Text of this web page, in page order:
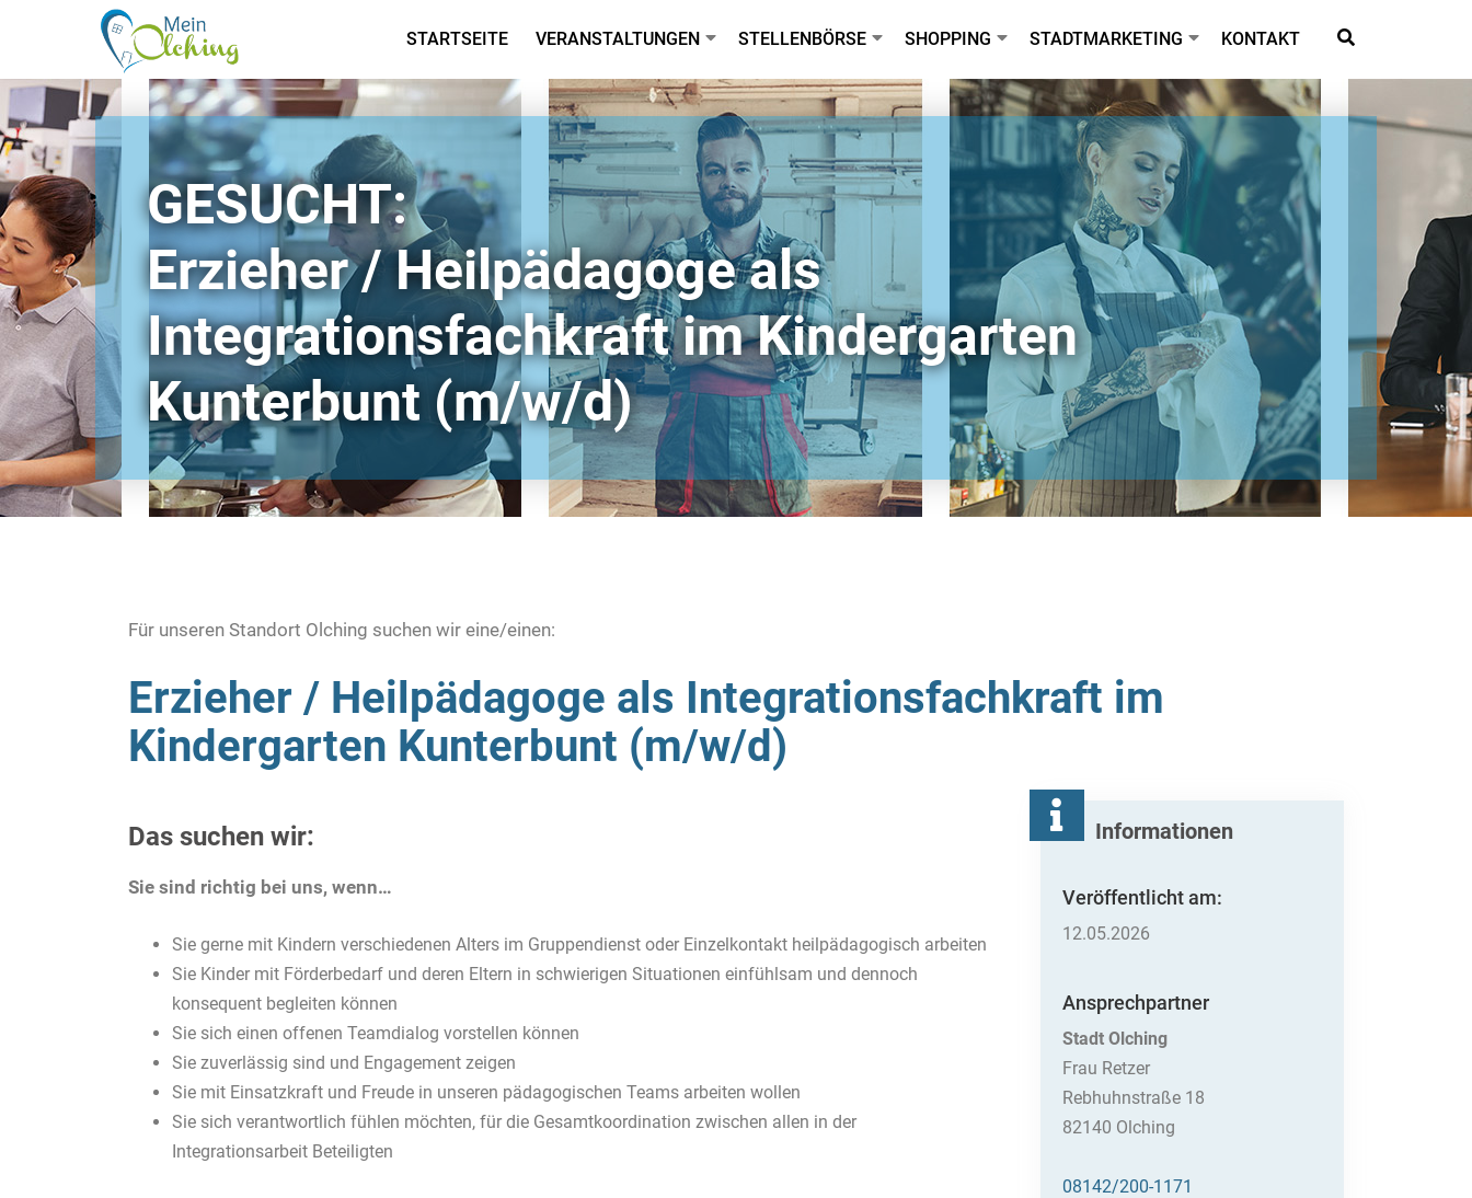
STARTSEITE VERANSTALTUNGEN STELLENBÖRSE SHOPPING STADTMARKETING KONTAKT
GESUCHT:
Erzieher / Heilpädagoge als
Integrationsfachkraft im Kindergarten
Kunterbunt (m/w/d)
Für unseren Standort Olching suchen wir eine/einen:
Erzieher / Heilpädagoge als Integrationsfachkraft im
Kindergarten Kunterbunt (m/w/d)
Das suchen wir:
Sie sind richtig bei uns, wenn…
Sie gerne mit Kindern verschiedenen Alters im Gruppendienst oder Einzelkontakt heilpädagogisch arbeiten
Sie Kinder mit Förderbedarf und deren Eltern in schwierigen Situationen einfühlsam und dennoch
konsequent begleiten können
Sie sich einen offenen Teamdialog vorstellen können
Sie zuverlässig sind und Engagement zeigen
Sie mit Einsatzkraft und Freude in unseren pädagogischen Teams arbeiten wollen
Sie sich verantwortlich fühlen möchten, für die Gesamtkoordination zwischen allen in der
Integrationsarbeit Beteiligten
Informationen
Veröffentlicht am:
12.05.2026
Ansprechpartner
Stadt Olching
Frau Retzer
Rebhuhnstraße 18
82140 Olching
08142/200-1171